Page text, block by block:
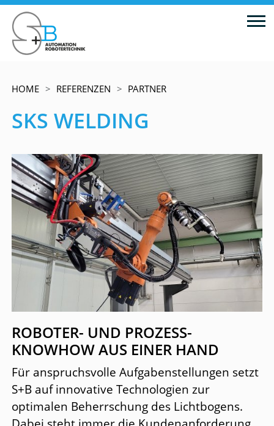
HOME REFERENZEN PARTNER
SKS WELDING
ROBOTER- UND PROZESS-
KNOWHOW AUS EINER HAND
Für anspruchsvolle Aufgabenstellungen setzt
S+B auf innovative Technologien zur
optimalen Beherrschung des Lichtbogens.